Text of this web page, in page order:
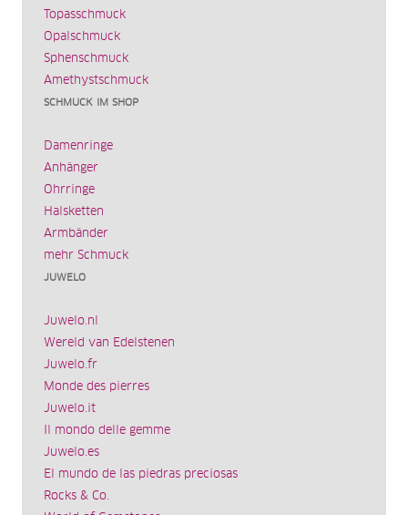
Topasschmuck
Opalschmuck
Sphenschmuck
Amethystschmuck
SCHMUCK IM SHOP
Damenringe
Anhänger
Ohrringe
Halsketten
Armbänder
mehr Schmuck
JUWELO
Juwelo.nl
Wereld van Edelstenen
Juwelo.fr
Monde des pierres
Juwelo.it
Il mondo delle gemme
Juwelo.es
El mundo de las piedras preciosas
Rocks & Co.